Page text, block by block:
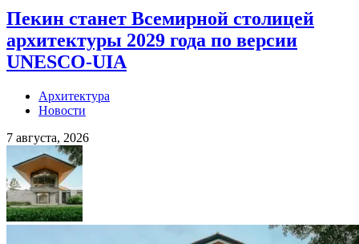
Пекин станет Всемирной столицей
архитектуры 2029 года по версии
UNESCO-UIA
Архитектура
Новости
7 августа, 2026